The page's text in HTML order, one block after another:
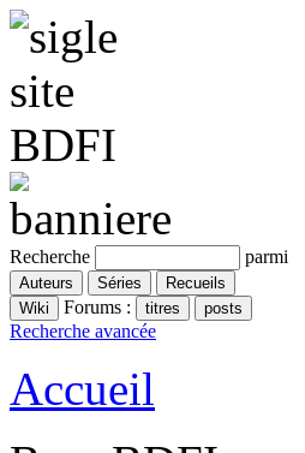
Recherche parmi
Forums :
Recherche avancée
Accueil